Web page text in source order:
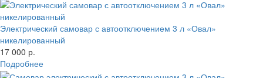
Электрический самовар с автоотключением 3 л «Овал»
никелированный
17 000 р.
Подробнее